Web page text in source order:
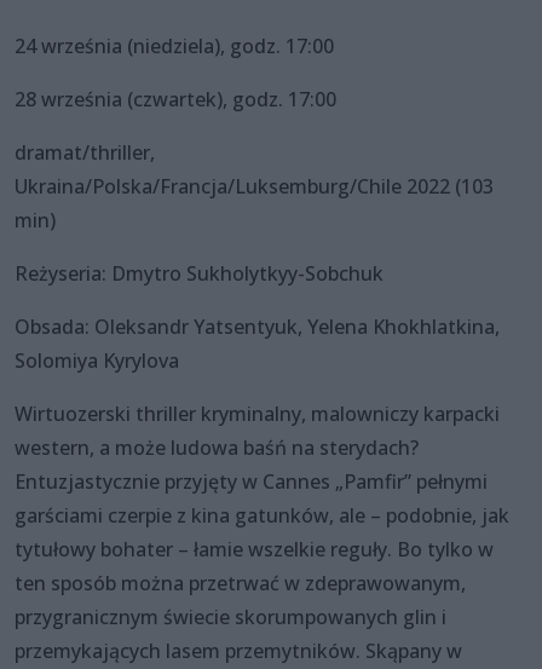
24 września (niedziela), godz. 17:00
28 września (czwartek), godz. 17:00
dramat/thriller,
Ukraina/Polska/Francja/Luksemburg/Chile 2022 (103
min)
Reżyseria: Dmytro Sukholytkyy-Sobchuk
Obsada: Oleksandr Yatsentyuk, Yelena Khokhlatkina,
Solomiya Kyrylova
Wirtuozerski thriller kryminalny, malowniczy karpacki
western, a może ludowa baśń na sterydach?
Entuzjastycznie przyjęty w Cannes „Pamfir” pełnymi
garściami czerpie z kina gatunków, ale – podobnie, jak
tytułowy bohater – łamie wszelkie reguły. Bo tylko w
ten sposób można przetrwać w zdeprawowanym,
przygranicznym świecie skorumpowanych glin i
przemykających lasem przemytników. Skąpany w